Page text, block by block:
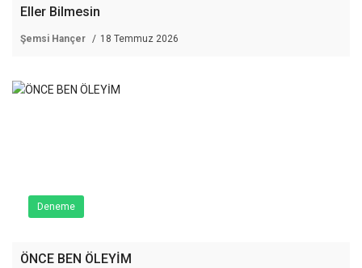
Eller Bilmesin
Şemsi Hançer 18 Temmuz 2026
Deneme
ÖNCE BEN ÖLEYİM